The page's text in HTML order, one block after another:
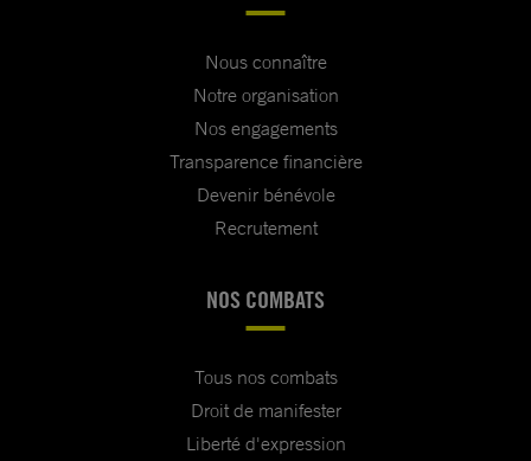
Nous connaître
Notre organisation
Nos engagements
Transparence financière
Devenir bénévole
Recrutement
NOS COMBATS
Tous nos combats
Droit de manifester
Liberté d'expression